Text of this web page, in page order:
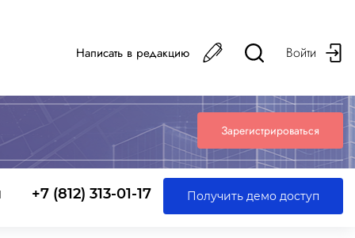
Написать в редакцию Войти
Зарегистрироваться
+7 (812) 313-01-17 Получить демо доступ